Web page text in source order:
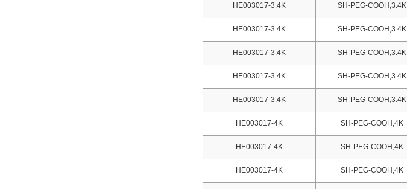
HE003017-3.4K SH-PEG-COOH,3.4K
HE003017-3.4K SH-PEG-COOH,3.4K
HE003017-3.4K SH-PEG-COOH,3.4K
HE003017-3.4K SH-PEG-COOH,3.4K
HE003017-3.4K SH-PEG-COOH,3.4K
HE003017-4K SH-PEG-COOH,4K
HE003017-4K SH-PEG-COOH,4K
HE003017-4K SH-PEG-COOH,4K